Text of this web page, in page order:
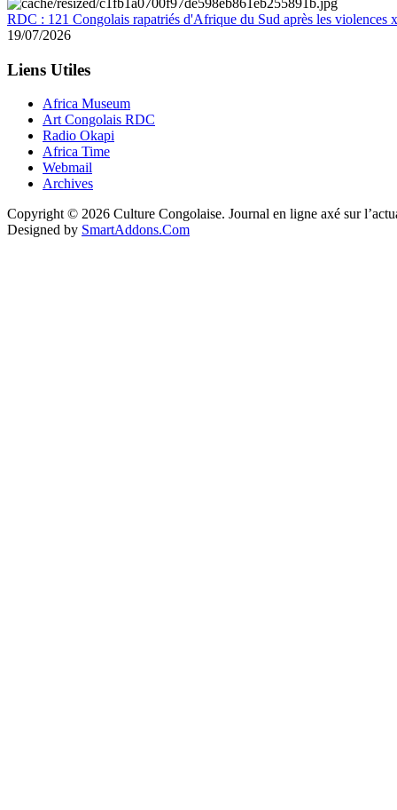
RDC : 121 Congolais rapatriés d'Afrique du Sud après les violences
19/07/2026
Liens Utiles
Africa Museum
Art Congolais RDC
Radio Okapi
Africa Time
Webmail
Archives
Copyright © 2026 Culture Congolaise. Journal en ligne axé sur
Designed by SmartAddons.Com